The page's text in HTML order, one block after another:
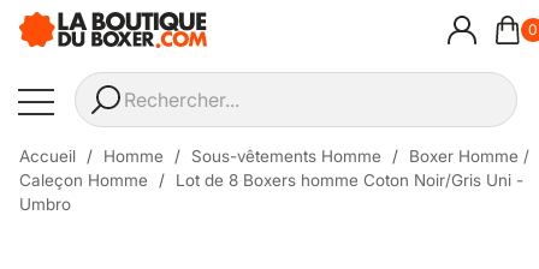
0
Accueil Homme Sous-vêtements Homme
Boxer Homme /
Caleçon Homme
Lot de 8 Boxers homme Coton Noir/Gris Uni -
Umbro